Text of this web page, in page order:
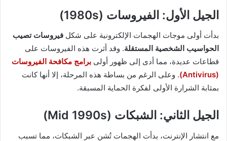
الجيل الأول: الفيروسات (1980s)
بدأت أولى موجات الهجمات الإلكترونية على شكل فيروسات تصيب
الحواسيب الشخصية المستقلة. وقد أثرت هذه الفيروسات على
قطاعات عديدة، مما أدى إلى ظهور أولى برامج مكافحة الفيروسات
(Antivirus)
. وعلى الرغم من بساطة هذه المرحلة، إلا أنها كانت
بمثابة الشرارة الأولى لفكرة الحماية المسبقة.
الجيل الثاني: الشبكات (Mid 1990s)
مع انتشار الإنترنت، بدأت الهجمات تُشن عبر الشبكات، مما تسبب